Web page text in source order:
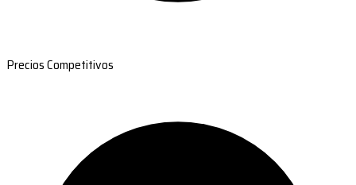
Precios Competitivos